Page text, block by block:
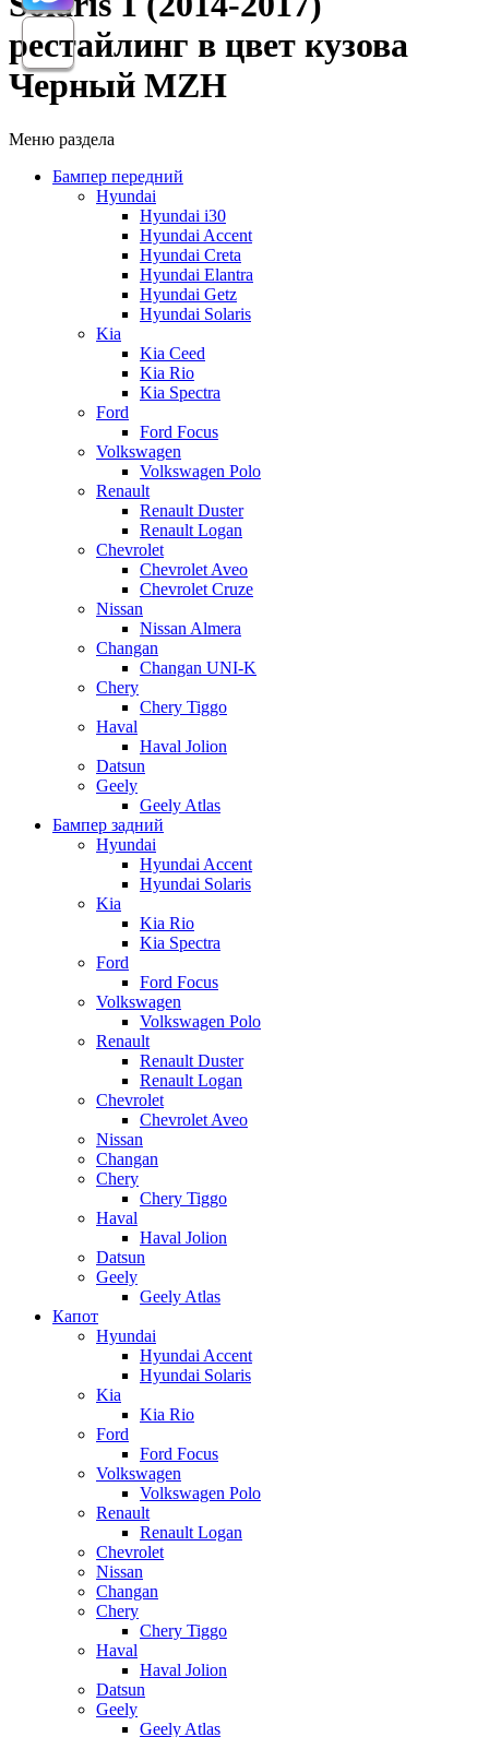
рестайлинг в цвет кузова
Черный MZH
Меню раздела
Бампер передний
Hyundai
Hyundai i30
Hyundai Accent
Hyundai Creta
Hyundai Elantra
Hyundai Getz
Hyundai Solaris
Kia
Kia Ceed
Kia Rio
Kia Spectra
Ford
Ford Focus
Volkswagen
Volkswagen Polo
Renault
Renault Duster
Renault Logan
Chevrolet
Chevrolet Aveo
Chevrolet Cruze
Nissan
Nissan Almera
Changan
Changan UNI-K
Chery
Chery Tiggo
Haval
Haval Jolion
Datsun
Geely
Geely Atlas
Бампер задний
Hyundai
Hyundai Accent
Hyundai Solaris
Kia
Kia Rio
Kia Spectra
Ford
Ford Focus
Volkswagen
Volkswagen Polo
Renault
Renault Duster
Renault Logan
Chevrolet
Chevrolet Aveo
Nissan
Changan
Chery
Chery Tiggo
Haval
Haval Jolion
Datsun
Geely
Geely Atlas
Капот
Hyundai
Hyundai Accent
Hyundai Solaris
Kia
Kia Rio
Ford
Ford Focus
Volkswagen
Volkswagen Polo
Renault
Renault Logan
Chevrolet
Nissan
Changan
Chery
Chery Tiggo
Haval
Haval Jolion
Datsun
Geely
Geely Atlas